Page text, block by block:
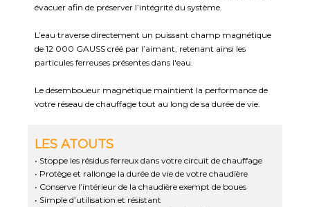
évacuer afin de préserver l’intégrité du système.
L’eau traverse directement un puissant champ magnétique
de 12 000 GAUSS créé par l’aimant, retenant ainsi les
particules ferreuses présentes dans l'eau.
Le désemboueur magnétique maintient la performance de
votre réseau de chauffage tout au long de sa durée de vie.
LES ATOUTS
• Stoppe les résidus ferreux dans votre circuit de chauffage
• Protège et rallonge la durée de vie de votre chaudière
• Conserve l’intérieur de la chaudière exempt de boues
• Simple d’utilisation et résistant